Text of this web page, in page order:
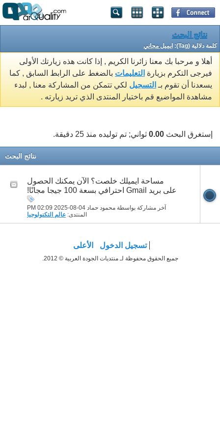
نتائج البحث
كلمة دلالية (Tag): ايميل مجاني
أهلا و مرحبا بك معنا زائرنا الكريم , إذا كانت هذه زيارتك الأولى
فيرجى التكرم بزيارة التعليمات بالضغط على الرابط السابق , كما
يسعدنا أن تقوم بـ التسجيل لكي تتمكن من المشاركة معنا , لبدء
مشاهدة المواضيع قم باختيار المنتدى الذي تريد زيارته .
إستغرق البحث 0.00 ثواني; تم توليده منذ 25 دقيقة.
نتائج البحث
مساحة ايميلك خلصت؟ الآن يمكنك الحصول
على بريد Gmail احترافي بسعة 100 جيجا مجانًا!
آخر مشاركة بواسطة محمود حماد 04-08-2025
02:09 PM
المنتدى: عالم التكنولوجيا
تسجيل الدخول الأعلى
جميع الحقوق محفوظة لـ منتديات الجودة العربية © 2012.